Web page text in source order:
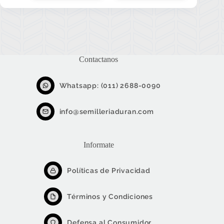
la
producto
Contactanos
Whatsapp: (011) 2688-0090
info@semilleriaduran.com
Informate
Políticas de Privacidad
Términos y Condiciones